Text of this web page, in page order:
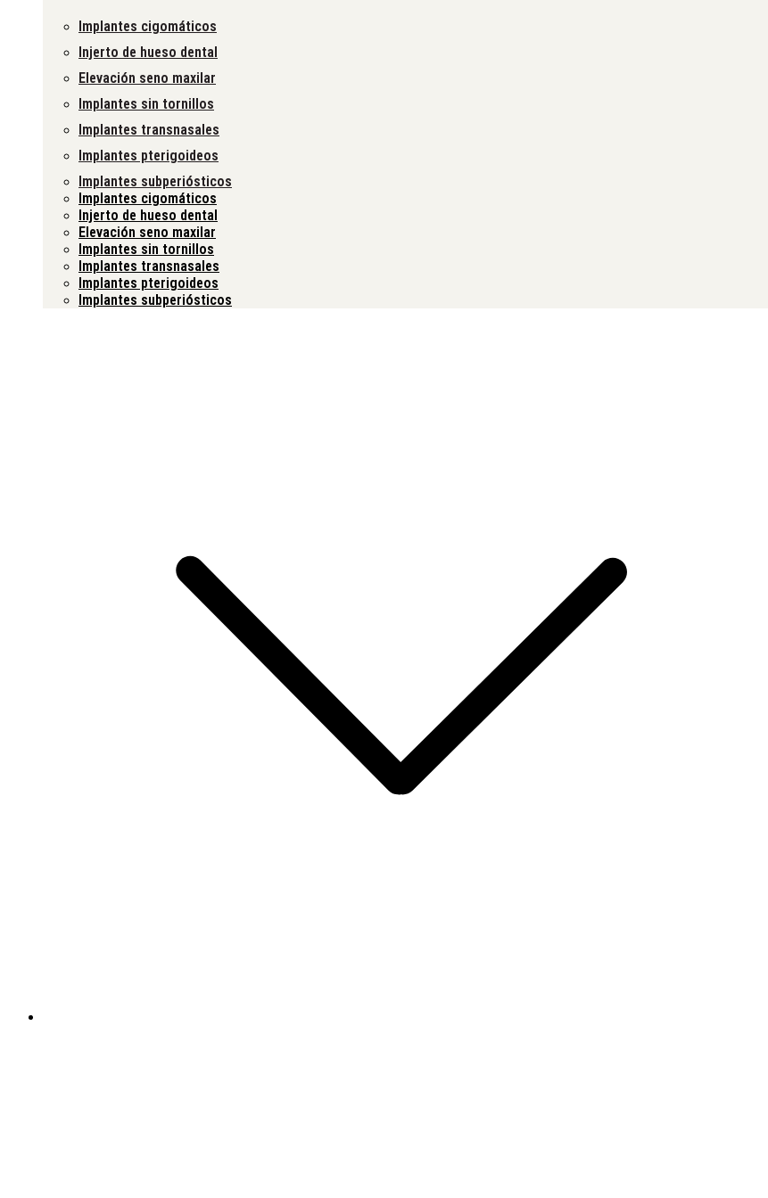
Implantes cigomáticos
Injerto de hueso dental
Elevación seno maxilar
Implantes sin tornillos
Implantes transnasales
Implantes pterigoideos
Implantes subperiósticos
Implantes cigomáticos
Injerto de hueso dental
Elevación seno maxilar
Implantes sin tornillos
Implantes transnasales
Implantes pterigoideos
Implantes subperiósticos